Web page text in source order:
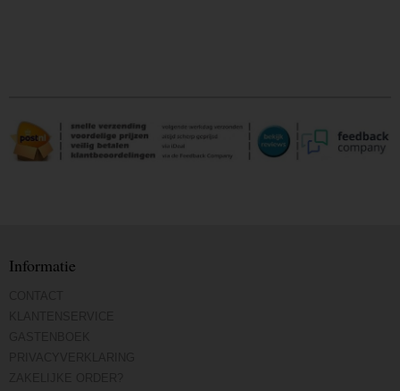
Informatie